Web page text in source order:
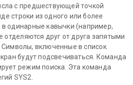
с предшествующей точкой
строки из одного или более
одинарные кавычки (например,
отделяются друг от друга запятыми
Символы, включенные в список
будут подсвечиваться. Команда
режим поиска. Эта команда
SYS2.